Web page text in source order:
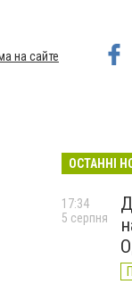
на сайте
ОСТАННІ
17:34
5 серпня